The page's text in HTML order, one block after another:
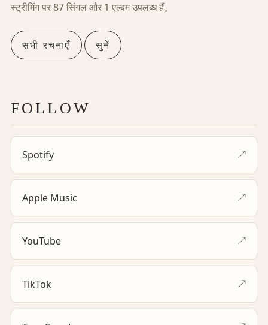
स्ट्रीमिंग पर 87 सिंगल और 1 एल्बम उपलब्ध हैं。
सभी रचनाएँ सुनें
FOLLOW
Spotify ↗
Apple Music ↗
YouTube ↗
TikTok ↗